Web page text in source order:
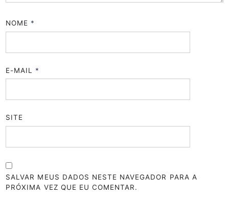
NOME *
E-MAIL *
SITE
SALVAR MEUS DADOS NESTE NAVEGADOR PARA A
PRÓXIMA VEZ QUE EU COMENTAR.